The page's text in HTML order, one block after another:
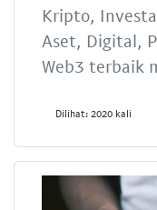
Kripto,
Aset, Digital,
Web3 terbaik
Dilihat: 2020 kali